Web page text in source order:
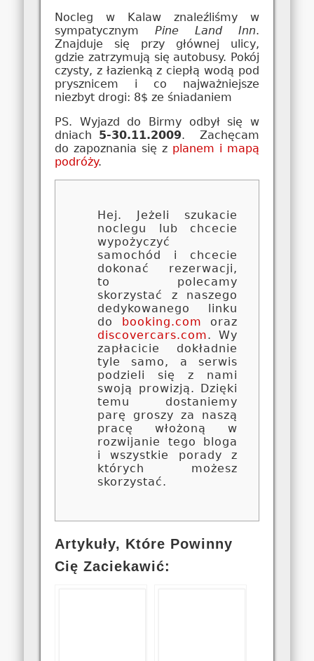
Nocleg w Kalaw znaleźliśmy w
sympatycznymPine Land Inn.
Znajduje się przy głównej ulicy,
gdzie zatrzymują się autobusy. Pokój
czysty, z łazienką z ciepłą wodą pod
prysznicem i co najważniejsze
niezbyt drogi: 8$ ze śniadaniem
PS. Wyjazd do Birmy odbył się w
dniach 5-30.11.2009. Zachęcam
do zapoznania się z planem i mapą
podróży.
Hej. Jeżeli szukacie
noclegu lub chcecie
wypożyczyć
samochód i chcecie
dokonać rezerwacji,
to polecamy
skorzystać z naszego
dedykowanego linku
do booking.com oraz
discovercars.com. Wy
zapłacicie dokładnie
tyle samo, a serwis
podzieli się z nami
swoją prowizją. Dzięki
temu dostaniemy
parę groszy za naszą
pracę włożoną w
rozwijanie tego bloga
i wszystkie porady z
których możesz
skorzystać.
Artykuły, Które Powinny
Cię Zaciekawić: